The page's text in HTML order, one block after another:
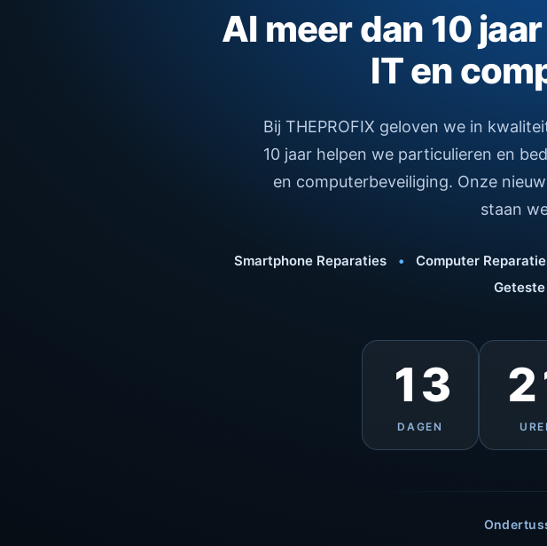
Al meer dan 10
IT en
Bij THEPROFIX geloven we in
10 jaar helpen we particulieren en
en computerbeveiliging. Onze
staan
Smartphone Reparaties • Computer
13
DAGEN